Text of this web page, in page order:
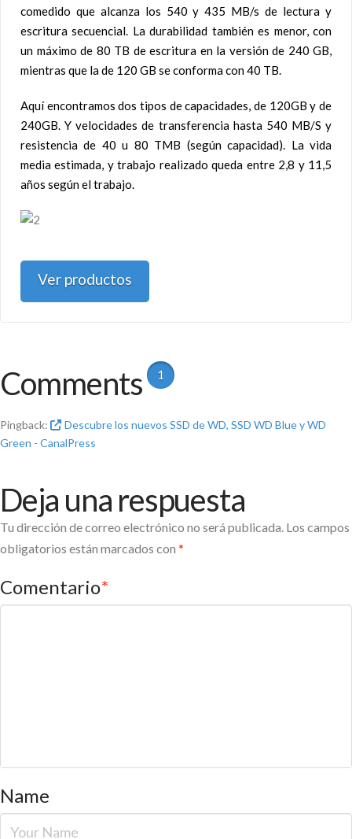
comedido que alcanza los 540 y 435 MB/s de lectura y
escritura secuencial. La durabilidad también es menor, con
un máximo de 80 TB de escritura en la versión de 240 GB,
mientras que la de 120 GB se conforma con 40 TB.
Aquí encontramos dos tipos de capacidades, de 120GB y de
240GB. Y velocidades de transferencia hasta 540 MB/S y
resistencia de 40 u 80 TMB (según capacidad). La vida
media estimada, y trabajo realizado queda entre 2,8 y 11,5
años según el trabajo.
Ver productos
Comments 1
Pingback:
Descubre los nuevos SSD de WD, SSD WD Blue y WD
Green - CanalPress
Deja una respuesta
Tu dirección de correo electrónico no será publicada. Los campos
obligatorios están marcados con *
Comentario*
Name